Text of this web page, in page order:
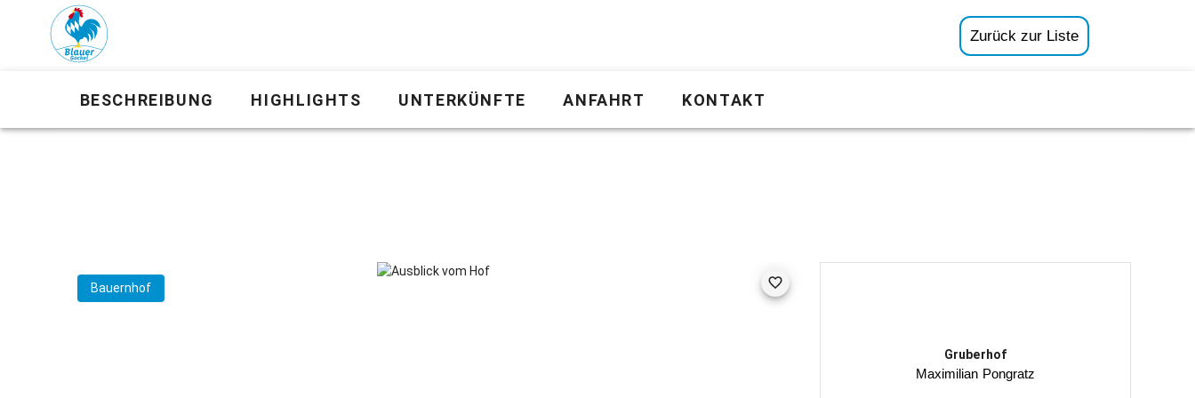
Zurück zur Liste
BESCHREIBUNG HIGHLIGHTS UNTERKÜNFTE ANFAHRT KONTAKT
Gruberhof
Maximilian Pongratz
Bauernhof